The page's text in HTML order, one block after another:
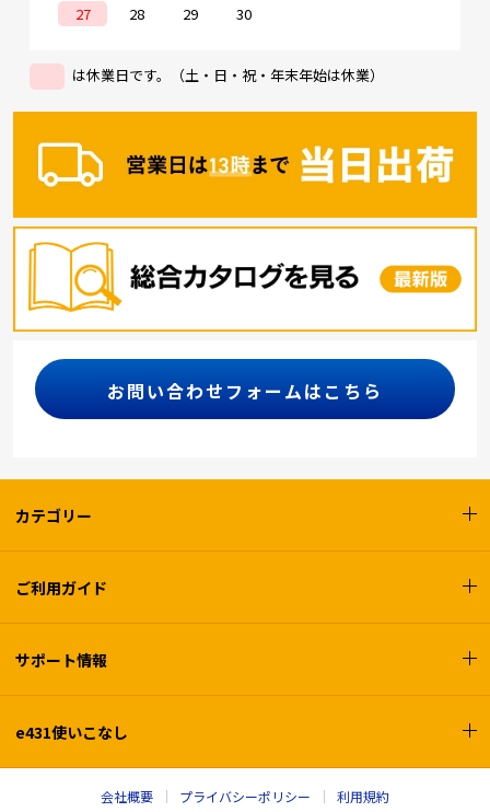
27
28 29 30
は休業日です。（土・日・祝・年末年始は休業）
お問い合わせフォームはこちら
カテゴリー
ご利用ガイド
サポート情報
e431使いこなし
会社概要 プライバシーポリシー 利用規約